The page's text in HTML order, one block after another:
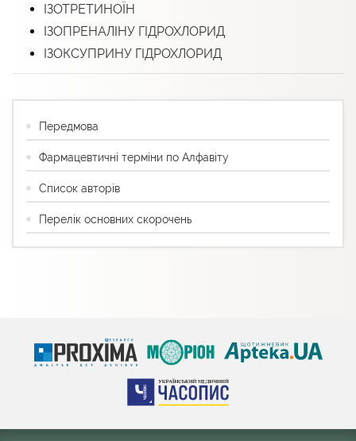
ІЗОТРЕТИНОЇН
ІЗОПРЕНАЛІНУ ГІДРОХЛОРИД
ІЗОКСУПРИНУ ГІДРОХЛОРИД
Передмова
Фармацевтичні терміни по Алфавіту
Список авторів
Перелік основних скорочень